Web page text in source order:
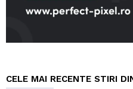
CELE MAI RECENTE STIRI